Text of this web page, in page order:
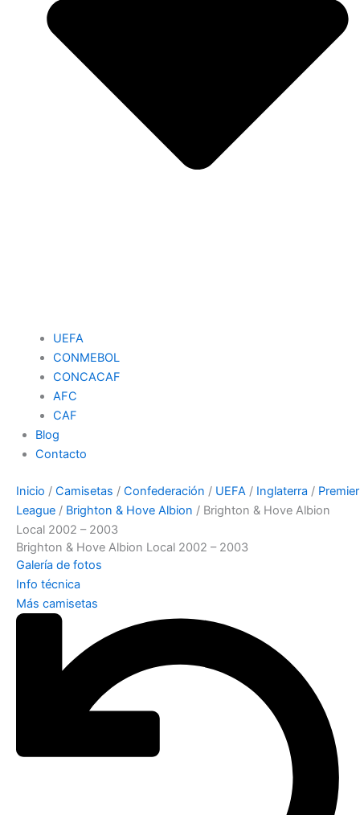
UEFA
CONMEBOL
CONCACAF
AFC
CAF
Blog
Contacto
Inicio / Camisetas / Confederación / UEFA / Inglaterra / Premier
League / Brighton & Hove Albion / Brighton & Hove Albion
Local 2002 – 2003
Brighton & Hove Albion Local 2002 – 2003
Galería de fotos
Info técnica
Más camisetas